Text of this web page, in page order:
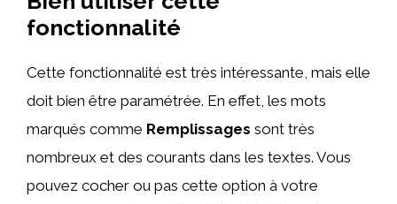
fonctionnalité
Cette fonctionnalité est très intéressante, mais elle
doit bien être paramétrée. En effet, les mots
marqués comme Remplissages sont très
nombreux et des courants dans les textes. Vous
pouvez cocher ou pas cette option à votre